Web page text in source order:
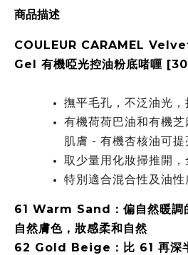
商品描述
COULEUR CARAMEL
Gel 有機啞光控油粉底啫喱
撫平毛孔，不泛油光
有機荷荷巴油和有機
肌膚 - 有機杏核油可
取少量用化妝掃推開，
特別適合混合性及油性
61 Warm Sand：偏自然暖調
自然膚色，妝感柔和自然
62 Gold Beige：比 61 再深半